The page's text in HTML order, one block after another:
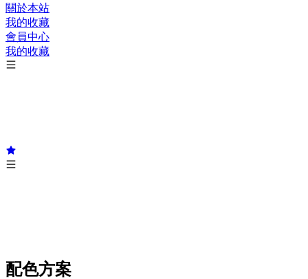
關於本站
我的收藏
會員中心
我的收藏
配色方案